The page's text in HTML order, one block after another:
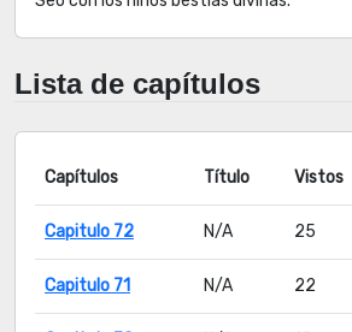
Lista de capítulos
Capítulos Título Vistos
Capitulo 72 N/A 25
Capitulo 71 N/A 22